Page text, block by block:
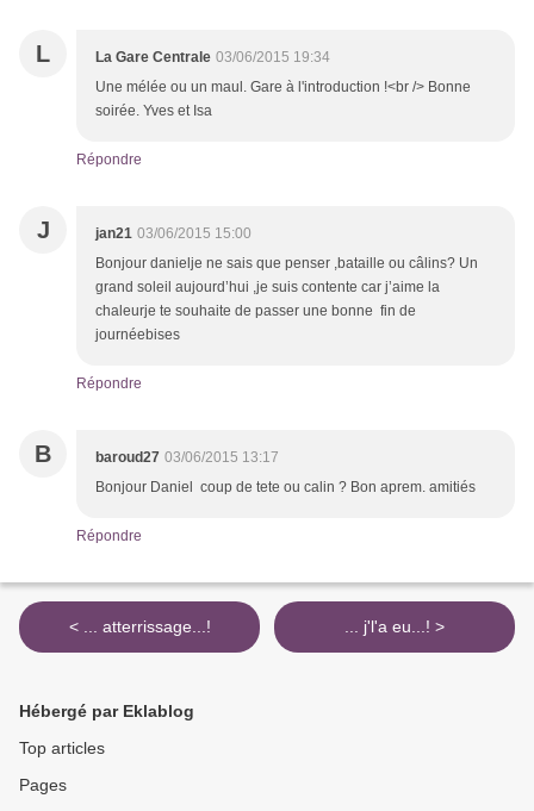
L La Gare Centrale 03/06/2015 19:34
Une mélée ou un maul. Gare à l'introduction !<br /> Bonne
soirée. Yves et Isa
Répondre
J jan21 03/06/2015 15:00
Bonjour danielje ne sais que penser ,bataille ou câlins? Un
grand soleil aujourd’hui ,je suis contente car j’aime la
chaleurje te souhaite de passer une bonne fin de
journéebises
Répondre
B baroud27 03/06/2015 13:17
Bonjour Daniel coup de tete ou calin ? Bon aprem. amitiés
Répondre
< ... atterrissage...! ... j'l'a eu...! >
Hébergé par Eklablog
Top articles
Pages